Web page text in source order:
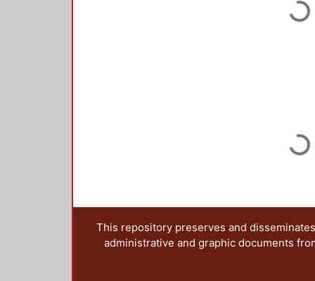
Loading...
Loading...
This repository preserves and
administrative and graphic documents